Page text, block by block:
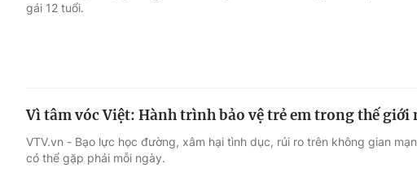
gái 12 tuổi.
Vì tâm vóc Việt: Hành trình bảo vệ trẻ em trong thế giới
VTV.vn - Bạo lực học đường, xâm hại tình dục, rủi ro trên không gian
có thể gặp phải mỗi ngày.